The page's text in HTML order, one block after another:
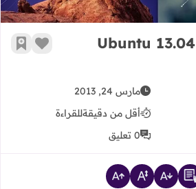
تحميل خلفيات Ubuntu 13.04
زر أضف
مارس 24, 2013
أقل من دقيقةللقراءة
0 تعليق